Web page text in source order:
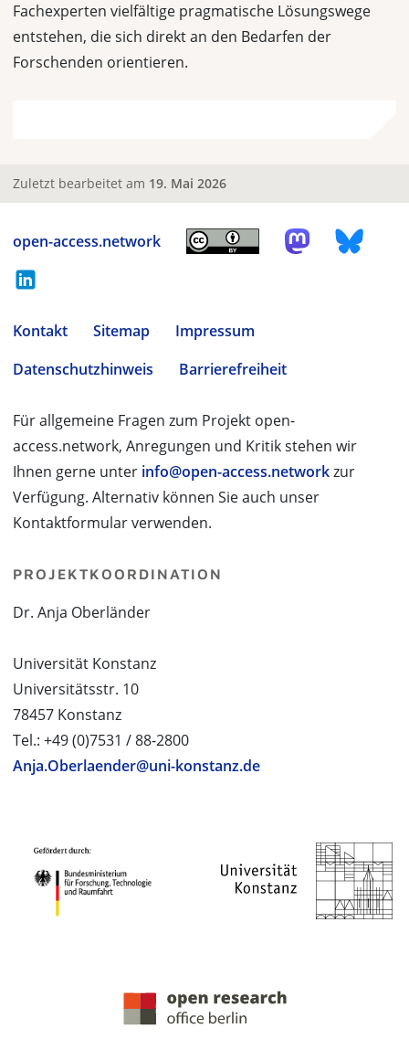
Fachexperten vielfältige pragmatische Lösungswege
entstehen, die sich direkt an den Bedarfen der
Forschenden orientieren.
Zuletzt bearbeitet am 19. Mai 2026
open-access.network
Kontakt Sitemap
Impressum
Datenschutzhinweis
Barrierefreiheit
Für allgemeine Fragen zum Projekt open-
access.network, Anregungen und Kritik stehen wir
Ihnen gerne unter info@open-access.networkzur
Verfügung. Alternativ können Sie auch unser
Kontaktformular verwenden.
PROJEKTKOORDINATION
Dr. Anja Oberländer
Universität Konstanz
Universitätsstr. 10
78457 Konstanz
Tel.: +49 (0)7531 / 88-2800
Anja.Oberlaender@uni-konstanz.de